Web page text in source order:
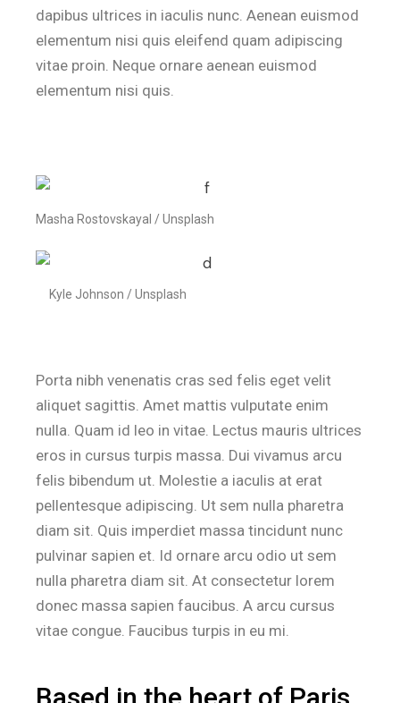
dapibus ultrices in iaculis nunc. Aenean euismod
elementum nisi quis eleifend quam adipiscing
vitae proin. Neque ornare aenean euismod
elementum nisi quis.
Masha Rostovskayal / Unsplash
Kyle Johnson / Unsplash
Porta nibh venenatis cras sed felis eget velit
aliquet sagittis. Amet mattis vulputate enim
nulla. Quam id leo in vitae. Lectus mauris ultrices
eros in cursus turpis massa. Dui vivamus arcu
felis bibendum ut. Molestie a iaculis at erat
pellentesque adipiscing. Ut sem nulla pharetra
diam sit. Quis imperdiet massa tincidunt nunc
pulvinar sapien et. Id ornare arcu odio ut sem
nulla pharetra diam sit. At consectetur lorem
donec massa sapien faucibus. A arcu cursus
vitae congue. Faucibus turpis in eu mi.